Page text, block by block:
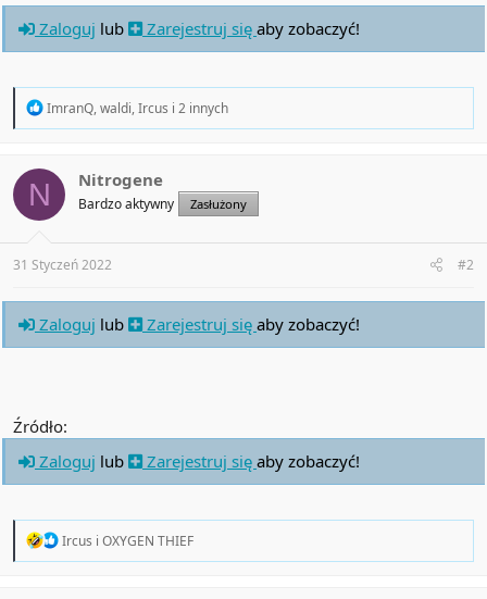
…
Zaloguj lub Zarejestruj się aby zobaczyć!
R
t
o
s
:
ImranQ,waldi,Ircus i 2 innych
N Nitrogene
Bardzo aktywny Zasłużony
31 Styczeń 2022 #2
Zaloguj lub Zarejestruj się aby zobaczyć!
Źródło:
Zaloguj lub Zarejestruj się aby zobaczyć!
R
Ircus i OXYGEN THIEF